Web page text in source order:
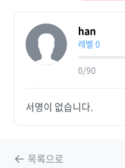
han
레벨 0
0/90
서명이 없습니다.
목록으로